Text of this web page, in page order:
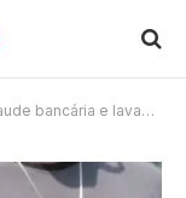
Barra, Cabo Frio, Guarulhos e São Paulo